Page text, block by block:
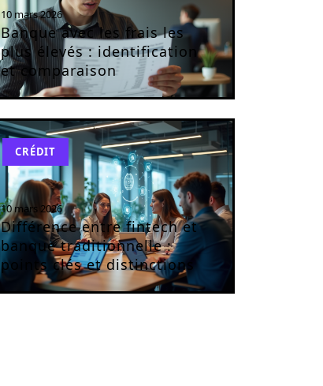
10 mars 2026
Banque avec les frais les
plus élevés : identification
et comparaison
CRÉDIT
10 mars 2026
Différence entre fintech et
banque traditionnelle :
points clés et distinctions